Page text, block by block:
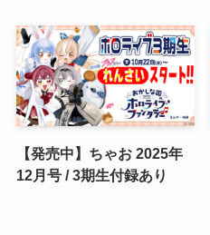
【発売中】ちゃお 2025年
12月号 / 3期生付録あり